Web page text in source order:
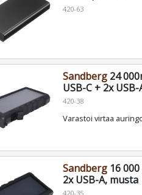
420-63
Sandberg24
USB-C + 2x
420-38
Varastoi virtaa
Sandberg16 000
2x USB-A, musta
420-35